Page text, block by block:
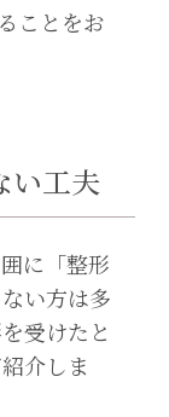
ことをお
い工夫
に「整形
い方は多
受けたと
介しま